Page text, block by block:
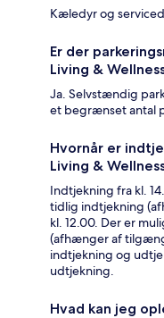
Kæledyr og
Er der
Living &
Ja. Selvstændig
et begrænset antal
Hvornår er
Living &
Indtjekning fra kl.
tidlig indtjekning
kl. 12.00. Der er
(afhænger af
indtjekning og
udtjekning.
Hvad kan jeg